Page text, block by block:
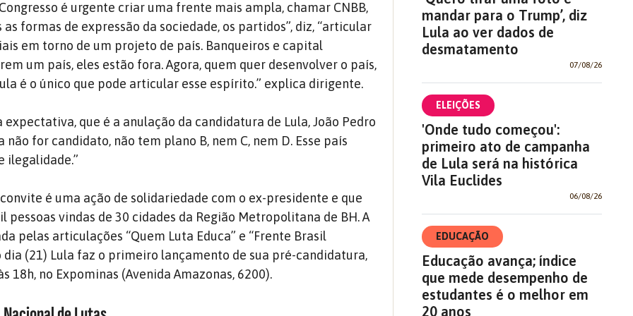
é urgente criar uma frente mais ampla, chamar CNBB,
formas de expressão da sociedade, os partidos”, diz, “articular
em torno de um projeto de país. Banqueiros e capital
um país, eles estão fora. Agora, quem quer desenvolver o país,
é o único que pode articular esse espírito.” explica dirigente.
expectativa, que é a anulação da candidatura de Lula, João Pedro
não for candidato, não tem plano B, nem C, nem D. Esse país
ilegalidade.”
é uma ação de solidariedade com o ex-presidente e que
vindas de 30 cidades da Região Metropolitana de BH. A
pelas articulações “Quem Luta Educa” e “Frente Brasil
dia (21) Lula faz o primeiro lançamento de sua pré-candidatura,
18h, no Expominas (Avenida Amazonas, 6200).
mandar para o Trump’, diz
Lula ao ver dados de
desmatamento
07/08/26
ELEIÇÕES
'Onde tudo começou':
primeiro ato de campanha
de Lula será na histórica
Vila Euclides
06/08/26
EDUCAÇÃO
Educação avança; índice
que mede desempenho de
estudantes é o melhor em
20 anos